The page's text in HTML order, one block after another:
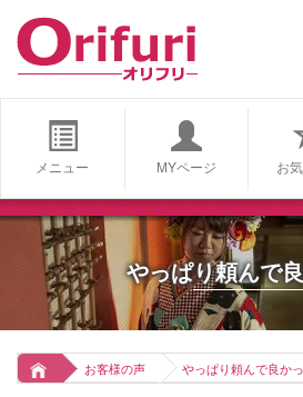
メニュー MYページ お
やっぱり頼んで
お客様の声 やっぱり頼んで良か